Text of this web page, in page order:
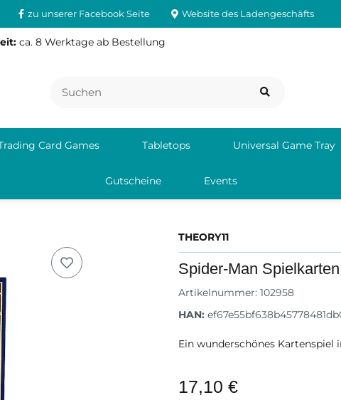
zu unserer Facebook Seite Website des Ladengeschäfts
ca. 8 Werktage ab Bestellung
Card Games Tabletops Universal Game Tray
Gutscheine Events
THEORY11
Spider-Man Spielkarten
Artikelnummer: 102958
HAN:
Ein wunderschönes Kartenspiel
17,10 €